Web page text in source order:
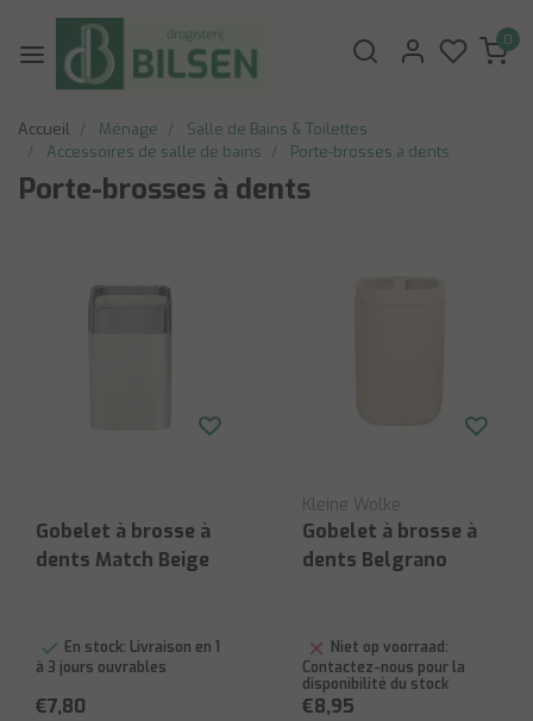
0
Accueil Ménage
Salle de Bains & Toilettes
Accessoires de salle de bains
Porte-brosses à dents
Porte-brosses à dents
Gobelet à brosse à
dents Match Beige
En stock: Livraison en 1
à 3 jours ouvrables
€7,80
Kleine Wolke
Gobelet à brosse à
dents Belgrano
Niet op voorraad:
Contactez-nous pour la
disponibilité du stock
€8,95